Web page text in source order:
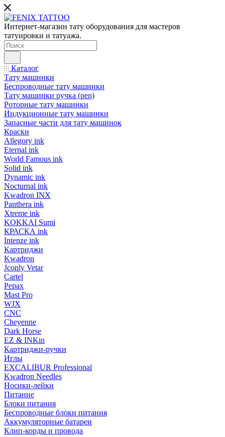
Интернет-магазин тату оборудования для мастеров
татуировки и татуажа.
Каталог
Тату машинки
Беспроводные тату машинки
Тату машинки ручка (pen)
Роторные тату машинки
Индукционные тату машинки
Запасные части для тату машинок
Краски
Allegory ink
Eternal ink
World Famous ink
Solid ink
Dynamic ink
Nocturnal ink
Kwadron INX
Panthera ink
Xtreme ink
KOKKAI Sumi
КРАСКА ink
Intenze ink
Картриджи
Kwadron
Jconly Vetar
Cartel
Pepax
Mast Pro
WJX
CNC
Cheyenne
Dark Horse
EZ & INKin
Картриджи-ручки
Иглы
EXCALIBUR Professional
Kwadron Needles
Носики-лейки
Питание
Блоки питания
Беспроводные блоки питания
Аккумуляторные батареи
Клип-корды и провода